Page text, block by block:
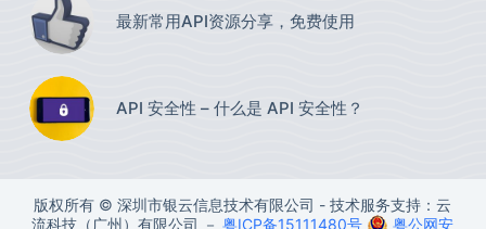
最新常用API资源分享，免费使用​
API 安全性 – 什么是 API 安全性？
版权所有 © 深圳市银云信息技术有限公司 - 技术服务支持：云
流科技（广州）有限公司 －粤ICP备15111480号 粤公网安